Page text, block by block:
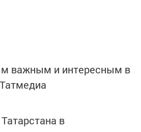
важным и интересным в
Татмедиа
в